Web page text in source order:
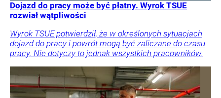
Dojazd do pracy może być płatny. Wyrok TSUE
rozwiał wątpliwości
Wyrok TSUE potwierdził, że w określonych sytuacjach
dojazd do pracy i powrót mogą być zaliczane do czasu
pracy. Nie dotyczy to jednak wszystkich pracowników.